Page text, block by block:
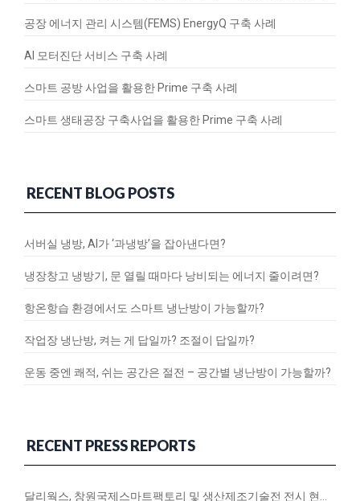
공장 에너지 관리 시스템(FEMS) EnergyQ 구축 사례
AI 모터진단 서비스 구축 사례
스마트 공방 사업을 활용한 Prime 구축 사례
스마트 생태공장 구축사업을 활용한 Prime 구축 사례
RECENT BLOG POSTS
서버실 냉방, AI가 ‘과냉방’을 잡아낸다면?
냉장창고 냉방기, 문 열릴 때마다 낭비되는 에너지 줄이려면?
항온항습 환경에서도 스마트 냉난방이 가능할까?
작업장 냉난방, 켜는 게 답일까? 조절이 답일까?
운동 중엔 쾌적, 쉬는 공간은 절전 – 공간별 냉난방이 가능할까?
RECENT PRESS REPORTS